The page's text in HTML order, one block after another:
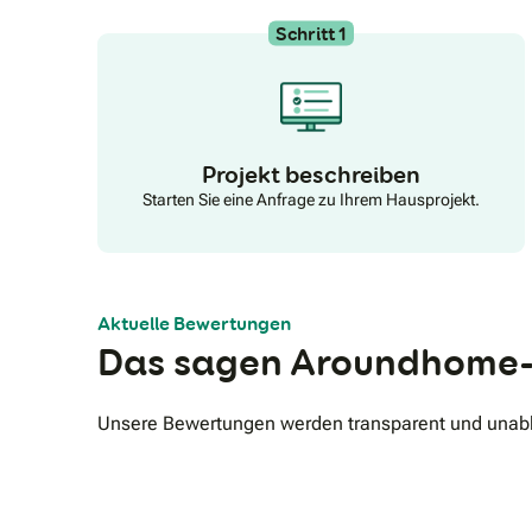
Möglichkeiten für Treppenlift-Zuschüsse. Auch sind
wir Ihnen gern bei einem Antrag auf einen Pflegegrad
alle Optionen zu einer Treppenlift-Finanzierung.
Schritt 1
Projekt beschreiben
Starten Sie eine Anfrage zu Ihrem Hausprojekt.
Aktuelle Bewertungen
Das sagen
Unsere Bewertungen werden transparent und